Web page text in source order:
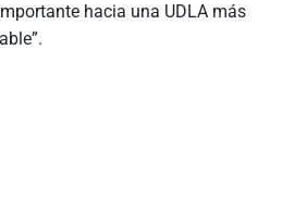
hacia una UDLA más